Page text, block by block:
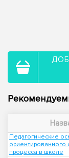
Педагогические
ориентированного
процесса в школе